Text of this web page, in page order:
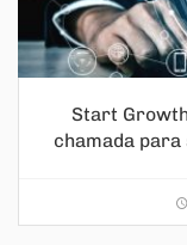
Start
chamada